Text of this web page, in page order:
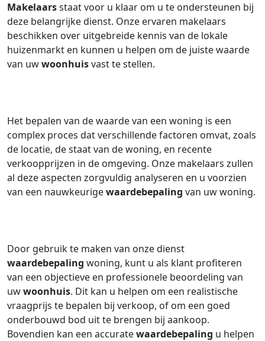
Makelaarsstaat voor u klaar om u te ondersteunen bij
deze belangrijke dienst. Onze ervaren makelaars
beschikken over uitgebreide kennis van de lokale
huizenmarkt en kunnen u helpen om de juiste waarde
van uwwoonhuisvast te stellen.
Het bepalen van de waarde van een woning is een
complex proces dat verschillende factoren omvat, zoals
de locatie, de staat van de woning, en recente
verkoopprijzen in de omgeving. Onze makelaars zullen
al deze aspecten zorgvuldig analyseren en u voorzien
van een nauwkeurigewaardebepaling van uw woning.
Door gebruik te maken van onze dienst
waardebepaling woning, kunt u als klant profiteren
van een objectieve en professionele beoordeling van
uwwoonhuis. Dit kan u helpen om een realistische
vraagprijs te bepalen bij verkoop, of om een goed
onderbouwd bod uit te brengen bij aankoop.
Bovendien kan een accuratewaardebepaling u helpen